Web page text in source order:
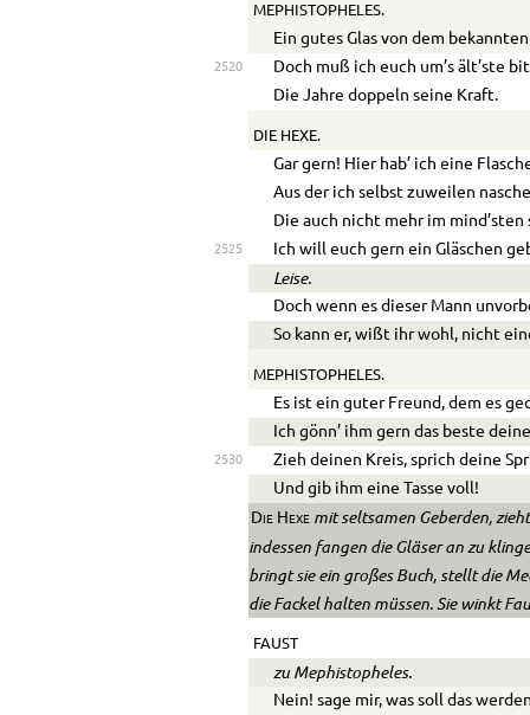
MEPHISTOPHELES.
Ein gutes Glas von dem
2520
Doch muß ich euch um’s ält’ste
Die Jahre doppeln seine Kraft.
DIE HEXE.
Gar gern! Hier hab’ ich eine
Aus der ich selbst zuweilen
Die auch nicht mehr im
2525 Ich will euch gern ein Gläschen
Leise.
Doch wenn es dieser Mann
So kann er, wißt ihr wohl, nicht
MEPHISTOPHELES.
Es ist ein guter Freund, dem es
Ich gönn’ ihm gern das beste
2530
Zieh deinen Kreis, sprich deine
Und gib ihm eine Tasse voll!
Die Hexe mit seltsamen Geberden,
indessen fangen die Gläser an zu
bringt sie ein großes Buch, stellt die
die Fackel halten müssen. Sie winkt
FAUST
zu Mephistopheles.
Nein! sage mir, was soll das